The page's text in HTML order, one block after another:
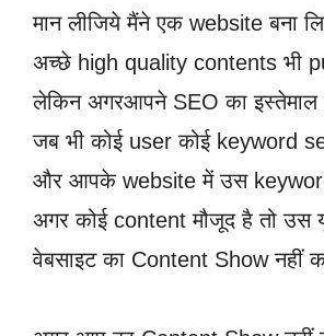
मान लीजिये मैंने एक website बना
अच्छे high quality contents भी
लेकिन अगरआपने SEO का इस्तेमाल
जब भी कोई user कोई keyword
और आपके website में उस
अगर कोई content मौजूद है तो
वेबसाइट का Content Show नहीं